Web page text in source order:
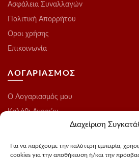
Διαχείριση
Για να παρέχουμε την καλύτερη εμπειρία,
cookies για την αποθήκευση ή/και την
Ασφάλεια Συναλλαγών
Πολιτική Απορρήτου
Οροι χρήσης
Επικοινωνία
ΛΟΓΑΡΙΑΣΜΟΣ
O Λογαριασμός μου
Καλάθι Αγορών
Ολοκλήρωση Παραγγελίας
Blog